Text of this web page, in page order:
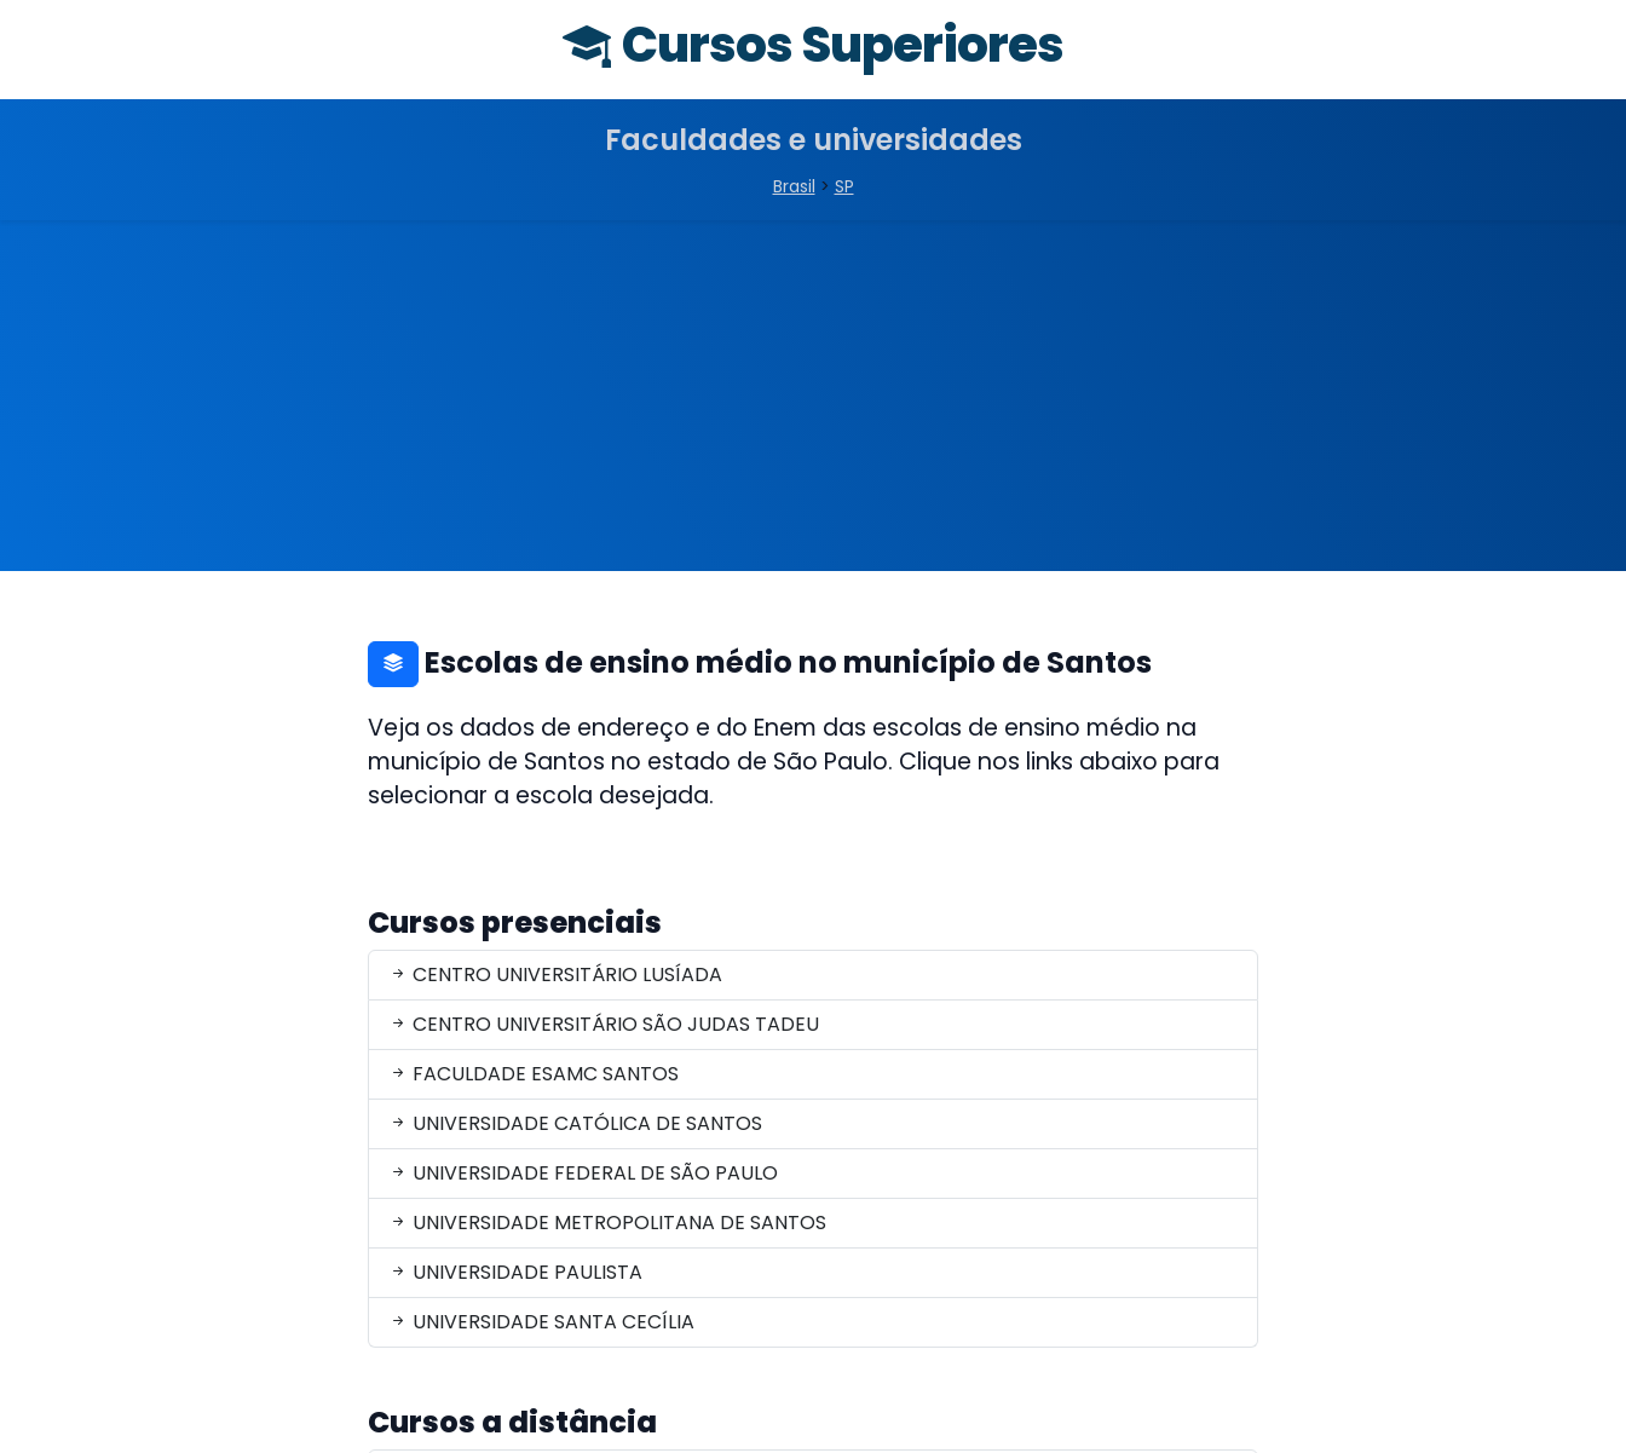
Cursos Superiores
Faculdades e universidades
Brasil > SP
Escolas de ensino médio no município de Santos
Veja os dados de endereço e do Enem das escolas de ensino médio na
município de Santos no estado de São Paulo. Clique nos links abaixo para
selecionar a escola desejada.
Cursos presenciais
CENTRO UNIVERSITÁRIO LUSÍADA
CENTRO UNIVERSITÁRIO SÃO JUDAS TADEU
FACULDADE ESAMC SANTOS
UNIVERSIDADE CATÓLICA DE SANTOS
UNIVERSIDADE FEDERAL DE SÃO PAULO
UNIVERSIDADE METROPOLITANA DE SANTOS
UNIVERSIDADE PAULISTA
UNIVERSIDADE SANTA CECÍLIA
Cursos a distância